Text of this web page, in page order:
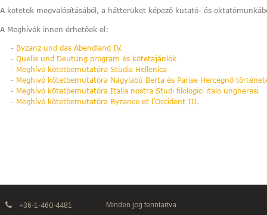
A kötetek megvalósításából, a hátterüket képező kutató- és
A Meghívók innen érhetőek el:
Byzanz und das Abendland IV.
Quelle und Deutung program és kötetajánlók
Meghívó kötetbemutatóra Studia Hellenica
Meghivó kötetbemutatóra Nagylabú Berta és Parise Hercegnő
Meghívó kötetbemutatóra Italia nostra Studi filologici italo ungheresi
Meghívó kötetbemutatóra Byzance et l’Occident III.
+36-1-460-4481
Minden jog fenntartva